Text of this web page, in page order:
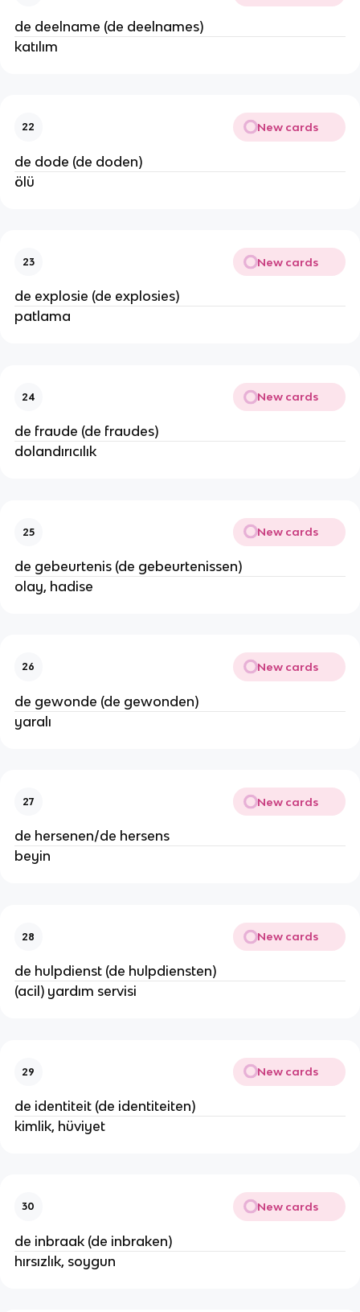
de deelname (de deelnames)
katılım
22 New cards
de dode (de doden)
ölü
23 New cards
de explosie (de explosies)
patlama
24 New cards
de fraude (de fraudes)
dolandırıcılık
25 New cards
de gebeurtenis (de gebeurtenissen)
olay, hadise
26 New cards
de gewonde (de gewonden)
yaralı
27 New cards
de hersenen/de hersens
beyin
28 New cards
de hulpdienst (de hulpdiensten)
(acil) yardım servisi
29 New cards
de identiteit (de identiteiten)
kimlik, hüviyet
30 New cards
de inbraak (de inbraken)
hırsızlık, soygun